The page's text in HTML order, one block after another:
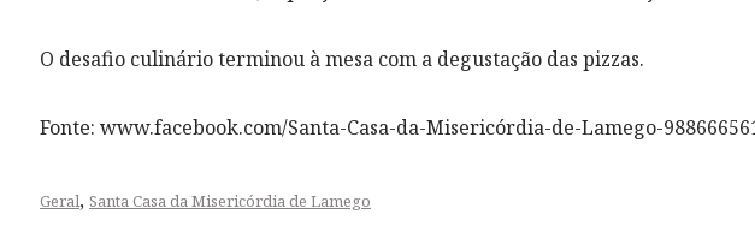
O desafio culinário terminou à mesa com a degustação das pizzas.
Fonte: www.facebook.com/Santa-Casa-da-Misericórdia-de-Lamego-
Geral, Santa Casa da Misericórdia de Lamego